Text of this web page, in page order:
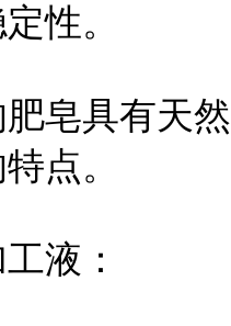
性。
皂具有天然
点。
液：